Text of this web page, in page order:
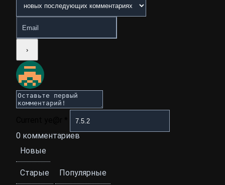
0 комментариев
Новые
Старые Популярные